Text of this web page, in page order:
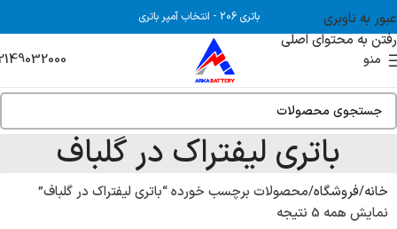
عبور به ناوبری
رفتن به محتوای اصلی
باتری 206 - انتخاب آمپر باتری
منو
باتری لیفتراک در گلباف
خانه فروشگاه محصولات برچسب خورده “باتری لیفتراک در گلباف”
نمایش همه 5 نتیجه